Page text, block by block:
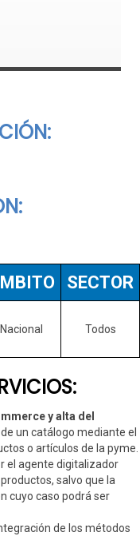
SECTOR
Nacional Todos
y alta del
un catálogo mediante el
o artículos de la pyme.
el agente digitalizador
salvo que la
cuyo caso podrá ser
de los métodos